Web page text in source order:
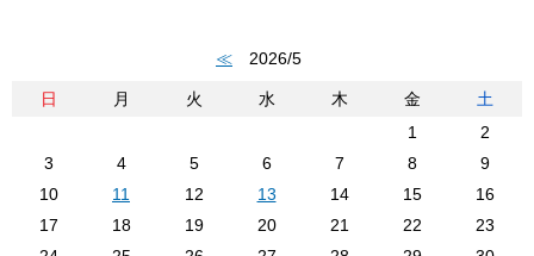
≪ 2026/5
日 月 火 水 木 金
土
1
2
3
4 5 6 7 8
9
10
11 12 13 14 15
16
17
18 19 20 21 22
23